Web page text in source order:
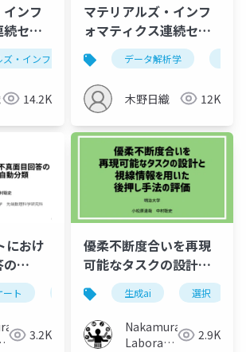
ンフ
セミ
差検
ース
・インフォマティクス データ解析学
14.2K
マテリアルズ・インフ
ォマティクス連続セミ
ナー,最低限のPython
package,データ紹
介,LLMによる知識獲得
データ解析学
木野日織 12K
におけ
の
自動
ト chatgpt 不真面目
3.2K
優柔不断度合いを再現
可能なタスクの設計と
視線情報を用いた後押
し手法の評価
生成ai 選択
Nakamura
Laboratory
2.9K